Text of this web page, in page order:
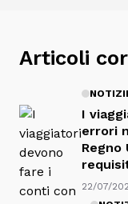
Articoli
I
errori
22/07/